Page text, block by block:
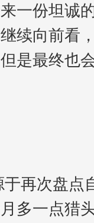
一份坦诚
续向前看
是最终也
再次盘点
多一点猎